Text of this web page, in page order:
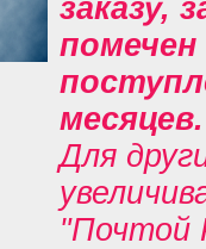
заказу,
помечен
Для
"Почтой